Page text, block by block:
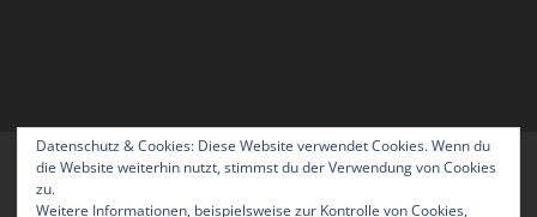
Home Blog Über uns
Kontakt
Datenschutz & Cookies: Diese Website verwendet Cookies. Wenn du
die Website weiterhin nutzt, stimmst du der Verwendung von Cookies
zu.
Weitere Informationen, beispielsweise zur Kontrolle von Cookies,